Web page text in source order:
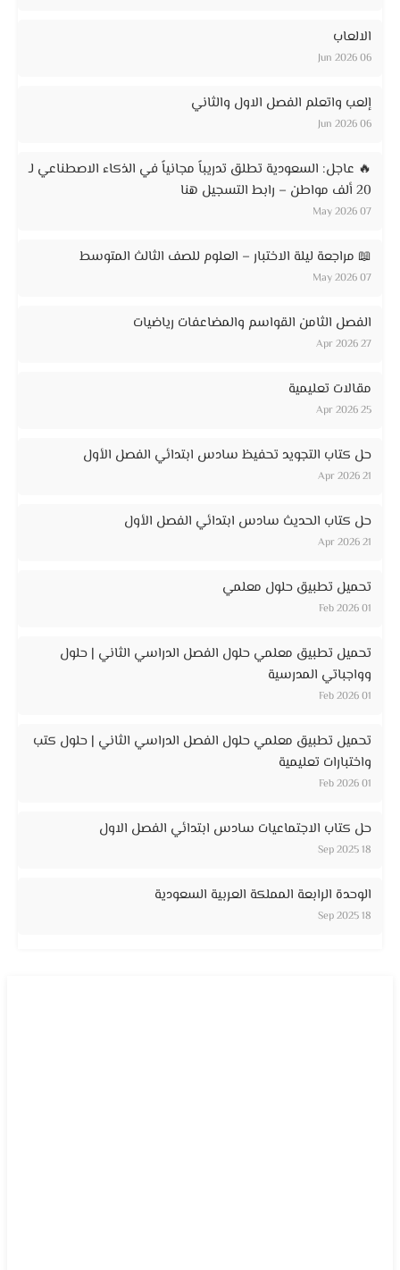
الالعاب
06 Jun 2026
إلعب واتعلم الفصل الاول والثاني
06 Jun 2026
🔥 عاجل: السعودية تطلق تدريباً مجانياً في الذكاء الاصطناعي لـ
20 ألف مواطن – رابط التسجيل هنا
07 May 2026
📖 مراجعة ليلة الاختبار – العلوم للصف الثالث المتوسط
07 May 2026
الفصل الثامن القواسم والمضاعفات رياضيات
27 Apr 2026
مقالات تعليمية
25 Apr 2026
حل كتاب التجويد تحفيظ سادس ابتدائي الفصل الأول
21 Apr 2026
حل كتاب الحديث سادس ابتدائي الفصل الأول
21 Apr 2026
تحميل تطبيق حلول معلمي
01 Feb 2026
تحميل تطبيق معلمي حلول الفصل الدراسي الثاني | حلول
وواجباتي المدرسية
01 Feb 2026
تحميل تطبيق معلمي حلول الفصل الدراسي الثاني | حلول كتب
واختبارات تعليمية
01 Feb 2026
حل كتاب الاجتماعيات سادس ابتدائي الفصل الاول
18 Sep 2025
الوحدة الرابعة المملكة العربية السعودية
18 Sep 2025